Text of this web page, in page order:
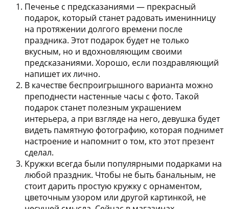
Печенье с предсказаниями — прекрасный
подарок, который станет радовать именинницу
на протяжении долгого времени после
праздника. Этот подарок будет не только
вкусным, но и вдохновляющим своими
предсказаниями. Хорошо, если поздравляющий
напишет их лично.
В качестве беспроигрышного варианта можно
преподнести настенные часы с фото. Такой
подарок станет полезным украшением
интерьера, а при взгляде на него, девушка будет
видеть памятную фотографию, которая поднимет
настроение и напомнит о том, кто этот презент
сделал.
Кружки всегда были популярными подарками на
любой праздник. Чтобы не быть банальным, не
стоит дарить простую кружку с орнаментом,
цветочным узором или другой картинкой, не